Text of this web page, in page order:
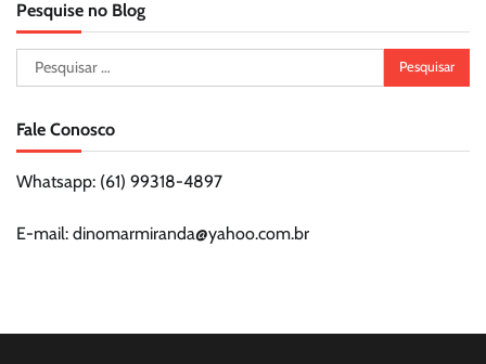
Pesquise no Blog
Pesquisar
por:
Fale Conosco
Whatsapp: (61) 99318-4897
E-mail: dinomarmiranda@yahoo.com.br